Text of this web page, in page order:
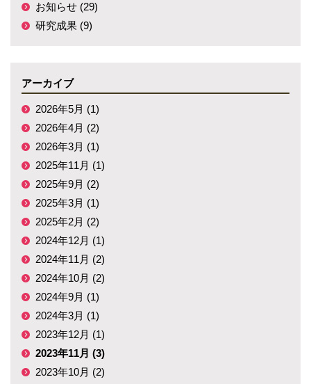
お知らせ (29)
研究成果 (9)
アーカイブ
2026年5月 (1)
2026年4月 (2)
2026年3月 (1)
2025年11月 (1)
2025年9月 (2)
2025年3月 (1)
2025年2月 (2)
2024年12月 (1)
2024年11月 (2)
2024年10月 (2)
2024年9月 (1)
2024年3月 (1)
2023年12月 (1)
2023年11月 (3)
2023年10月 (2)